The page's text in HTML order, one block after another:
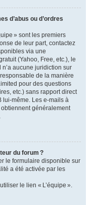
d’abus ou d’ordres
» sont les premiers
de leur part, contactez
via une
(Yahoo, Free, etc.), le
aucune juridiction sur
de la manière
pour des questions
etc.) sans rapport direct
lui-même. Les e-mails à
généralement
du forum ?
le formulaire disponible sur
a été activée par les
le lien « L’équipe ».